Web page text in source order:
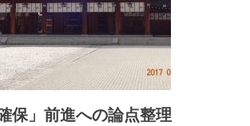
保」前進への論点整理